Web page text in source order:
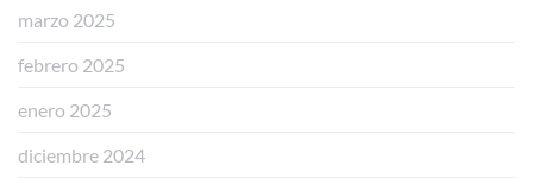
marzo 2025
febrero 2025
enero 2025
diciembre 2024